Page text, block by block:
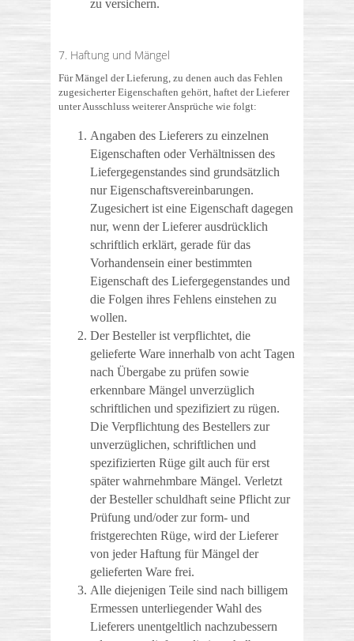
zu versichern.
7. Haftung und Mängel
Für Mängel der Lieferung, zu denen auch das Fehlen
zugesicherter Eigenschaften gehört, haftet der Lieferer
unter Ausschluss weiterer Ansprüche wie folgt:
Angaben des Lieferers zu einzelnen
Eigenschaften oder Verhältnissen des
Liefergegenstandes sind grundsätzlich
nur Eigenschaftsvereinbarungen.
Zugesichert ist eine Eigenschaft dagegen
nur, wenn der Lieferer ausdrücklich
schriftlich erklärt, gerade für das
Vorhandensein einer bestimmten
Eigenschaft des Liefergegenstandes und
die Folgen ihres Fehlens einstehen zu
wollen.
Der Besteller ist verpflichtet, die
gelieferte Ware innerhalb von acht Tagen
nach Übergabe zu prüfen sowie
erkennbare Mängel unverzüglich
schriftlichen und spezifiziert zu rügen.
Die Verpflichtung des Bestellers zur
unverzüglichen, schriftlichen und
spezifizierten Rüge gilt auch für erst
später wahrnehmbare Mängel. Verletzt
der Besteller schuldhaft seine Pflicht zur
Prüfung und/oder zur form- und
fristgerechten Rüge, wird der Lieferer
von jeder Haftung für Mängel der
gelieferten Ware frei.
Alle diejenigen Teile sind nach billigem
Ermessen unterliegender Wahl des
Lieferers unentgeltlich nachzubessern